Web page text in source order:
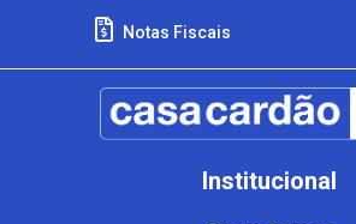
Notas Fiscais
Institucional